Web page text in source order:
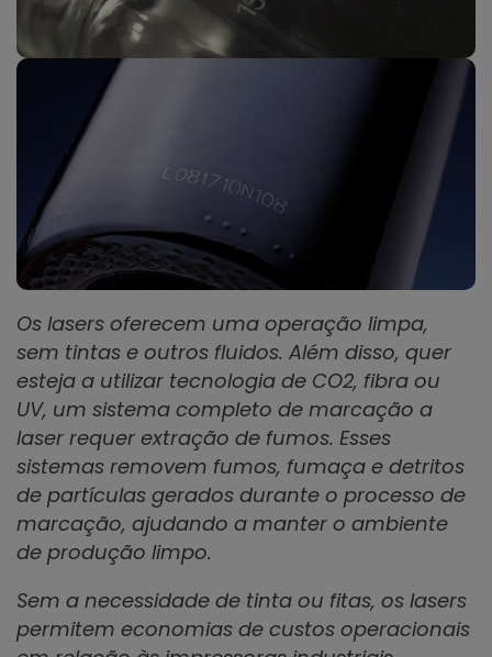
Os lasers oferecem uma operação limpa,
sem tintas e outros fluidos. Além disso, quer
esteja a utilizar tecnologia de CO2, fibra ou
UV, um sistema completo de marcação a
laser requer extração de fumos. Esses
sistemas removem fumos, fumaça e detritos
de partículas gerados durante o processo de
marcação, ajudando a manter o ambiente
de produção limpo.
Sem a necessidade de tinta ou fitas, os lasers
permitem economias de custos operacionais